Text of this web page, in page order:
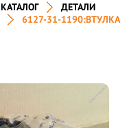
КАТАЛОГ
ДЕТАЛИ
6127-31-1190:ВТУЛКА